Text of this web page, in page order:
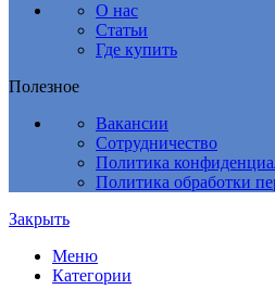
О нас
Статьи
Где купить
Полезное
Вакансии
Сотрудничество
Политика
Политика обработки
Закрыть
Меню
Категории